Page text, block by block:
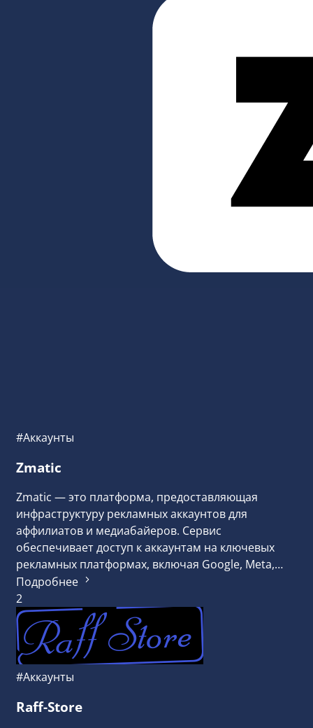
#Аккаунты
Zmatic
Zmatic — это платформа, предоставляющая
инфраструктуру рекламных аккаунтов для
аффилиатов и медиабайеров. Сервис
обеспечивает доступ к аккаунтам на ключевых
рекламных платформах, включая Google, Meta,…
Подробнее
2
#Аккаунты
Raff-Store